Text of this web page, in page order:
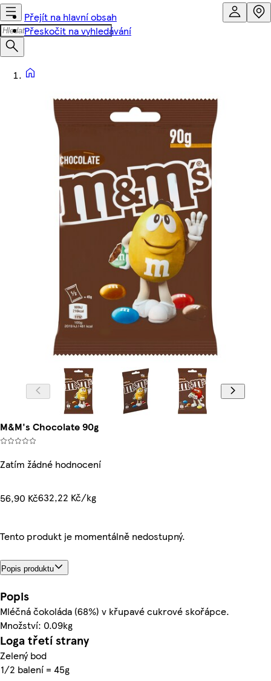
Přejít na hlavní obsah
Přeskočit na vyhledávání
M&M's Chocolate 90g
Zatím žádné hodnocení
56,90 Kč632,22 Kč/kg
Tento produkt je momentálně nedostupný.
Popis produktu
Popis
Mléčná čokoláda (68%) v křupavé cukrové skořápce.
Množství: 0.09kg
Loga třetí strany
Zelený bod
1/2 balení = 45g